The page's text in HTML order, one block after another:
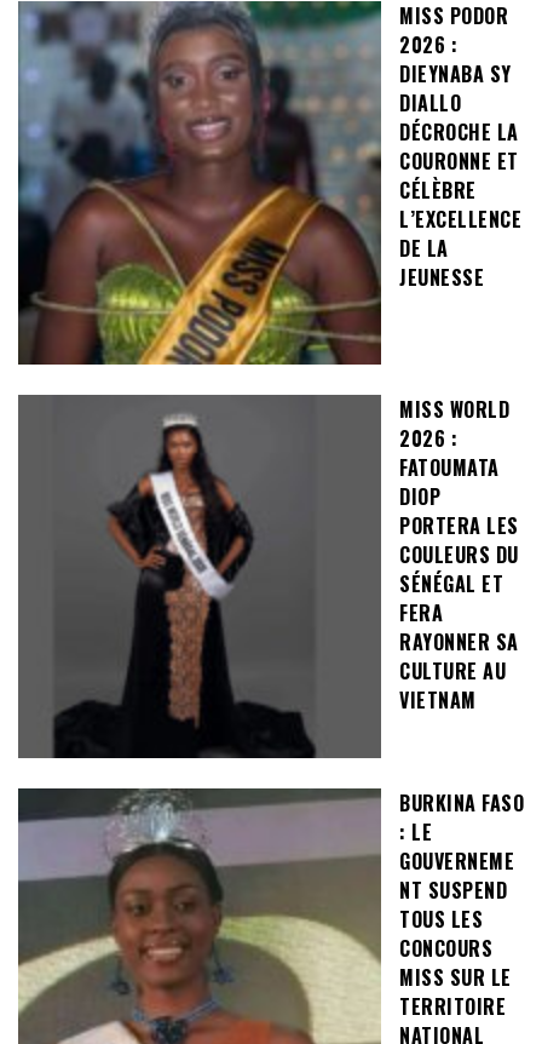
MISS PODOR
2026 :
DIEYNABA SY
DIALLO
DÉCROCHE LA
COURONNE ET
CÉLÈBRE
L’EXCELLENCE
DE LA
JEUNESSE
MISS WORLD
2026 :
FATOUMATA
DIOP
PORTERA LES
COULEURS DU
SÉNÉGAL ET
FERA
RAYONNER SA
CULTURE AU
VIETNAM
BURKINA FASO
: LE
GOUVERNEME
NT SUSPEND
TOUS LES
CONCOURS
MISS SUR LE
TERRITOIRE
NATIONAL